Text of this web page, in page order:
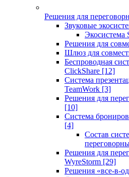
Решения для
Звуковые
Экосистема
Решения для
Шлюз для
Беспроводная
ClickShare [12]
Система
TeamWork [3]
Решения для
[10]
Система
[4]
Состав
Решения для
WyreStorm [29]
Решения «все-в-